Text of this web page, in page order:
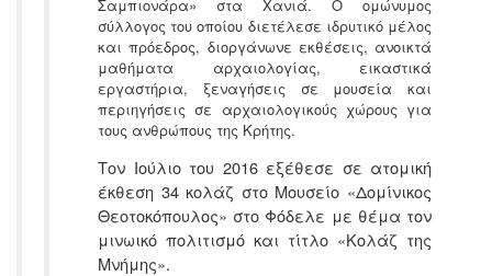
Σαμπιονάρα» στα Χανιά. Ο ομώνυμος
σύλλογος του οποίου διετέλεσε ιδρυτικό μέλος
και πρόεδρος, διοργάνωνε εκθέσεις, ανοικτά
μαθήματα αρχαιολογίας, εικαστικά
εργαστήρια, ξεναγήσεις σε μουσεία και
περιηγήσεις σε αρχαιολογικούς χώρους για
τους ανθρώπους της Κρήτης.
Τον Ιούλιο του 2016 εξέθεσε σε ατομική
έκθεση 34 κολάζ στο Μουσείο «Δομίνικος
Θεοτοκόπουλος» στο Φόδελε με θέμα τον
μινωικό πολιτισμό και τίτλο «Κολάζ της
Μνήμης».